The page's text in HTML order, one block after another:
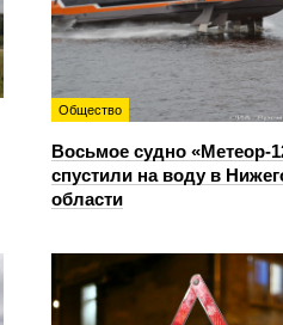
Общество
Восьмое судно «Метеор-
спустили на воду в
области